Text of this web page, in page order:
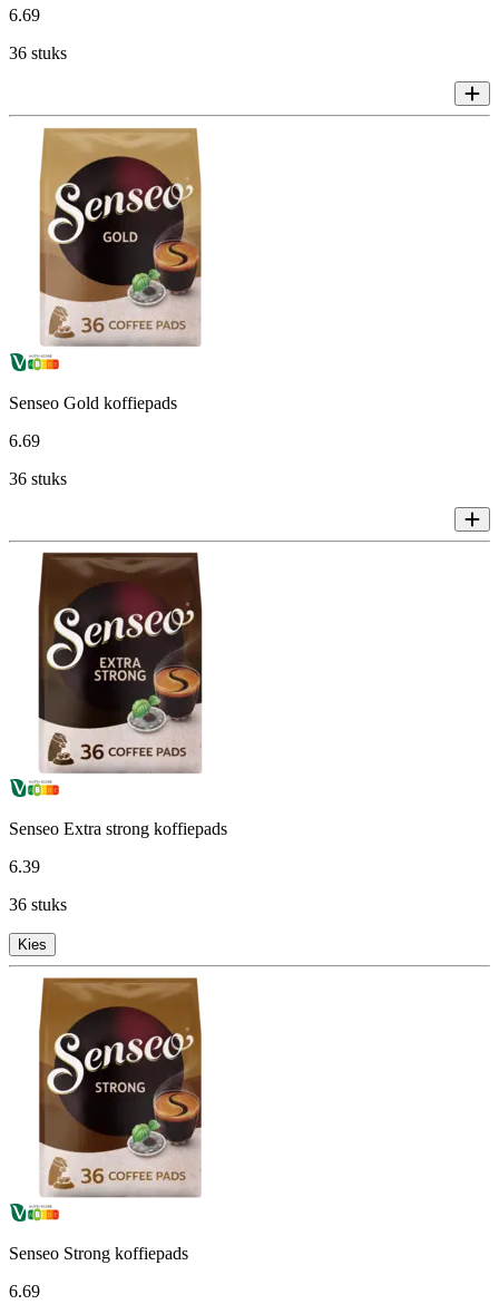
6.69
36 stuks
Senseo Gold koffiepads
6.69
36 stuks
Senseo Extra strong koffiepads
6.39
36 stuks
Kies
Senseo Strong koffiepads
6.69